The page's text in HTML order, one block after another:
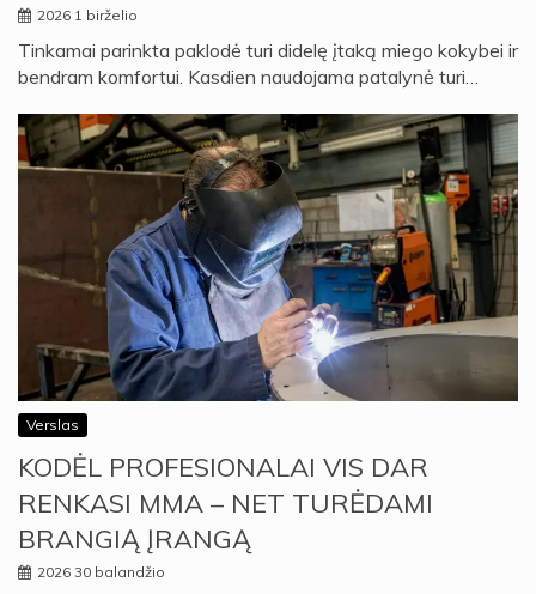
2026 1 birželio
Tinkamai parinkta paklodė turi didelę įtaką miego kokybei ir
bendram komfortui. Kasdien naudojama patalynė turi…
Verslas
KODĖL PROFESIONALAI VIS DAR
RENKASI MMA – NET TURĖDAMI
BRANGIĄ ĮRANGĄ
2026 30 balandžio